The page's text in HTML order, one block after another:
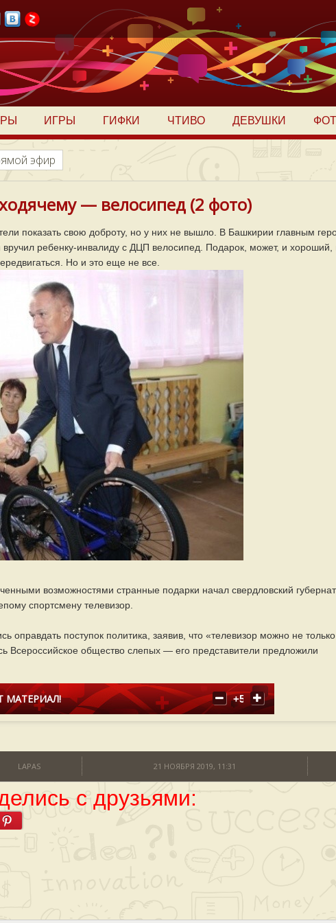
ИГРЫ ГИФКИ ЧТИВО ДЕВУШКИ
эфир
— велосипед (2 фото)
показать свою доброту, но у них не вышло. В Башкирии главным
ребенку-инвалиду с ДЦП велосипед. Подарок, может, и хороший,
Но и это еще не все.
возможностями странные подарки начал свердловский
спортсмену телевизор.
оправдать поступок политика, заявив, что «телевизор можно не только
Всероссийское общество слепых — его представители предложили
МАТЕРИАЛ! +5
LAPAS 21 НОЯБРЯ 2019, 11:31
с друзьями: